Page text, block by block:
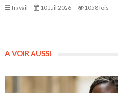
Travail 10 Juil 2026 1058 fois
A VOIR AUSSI